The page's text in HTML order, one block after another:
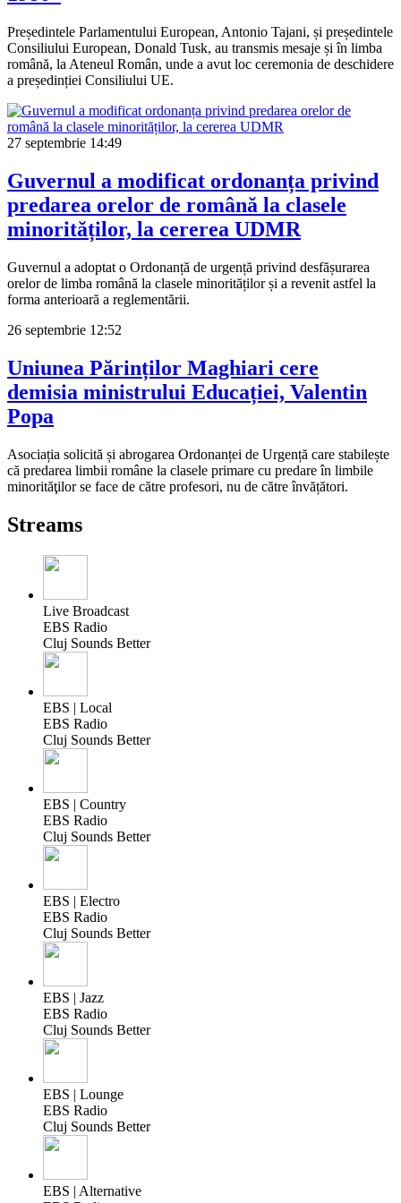
Președintele Parlamentului European, Antonio Tajani, și președintele
Consiliului European, Donald Tusk, au transmis mesaje și în limba
română, la Ateneul Român, unde a avut loc ceremonia de deschidere
a președinției Consiliului UE.
27 septembrie 14:49
Guvernul a modificat ordonanța privind
predarea orelor de română la clasele
minorităților, la cererea UDMR
Guvernul a adoptat o Ordonanță de urgență privind desfășurarea
orelor de limba română la clasele minorităților și a revenit astfel la
forma anterioară a reglementării.
26 septembrie 12:52
Uniunea Părinților Maghiari cere
demisia ministrului Educației, Valentin
Popa
Asociația solicită și abrogarea Ordonanței de Urgență care stabilește
că predarea limbii române la clasele primare cu predare în limbile
minorităţilor se face de către profesori, nu de către învățători.
Streams
Live Broadcast
EBS Radio
Cluj Sounds Better
EBS | Local
EBS Radio
Cluj Sounds Better
EBS | Country
EBS Radio
Cluj Sounds Better
EBS | Electro
EBS Radio
Cluj Sounds Better
EBS | Jazz
EBS Radio
Cluj Sounds Better
EBS | Lounge
EBS Radio
Cluj Sounds Better
EBS | Alternative